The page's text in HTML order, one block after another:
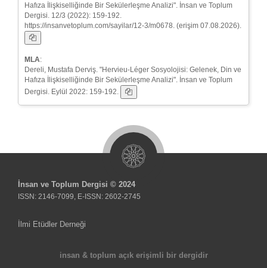
Hafıza İlişkiselliğinde Bir Sekülerleşme Analizi". İnsan ve Toplum
Dergisi. 12/3 (2022): 159-192.
https://insanvetoplum.com/sayilar/12-3/m0678. (erişim 07.08.2026).
MLA:
Dereli, Mustafa Derviş. "Hervieu-Léger Sosyolojisi: Gelenek, Din ve
Hafıza İlişkiselliğinde Bir Sekülerleşme Analizi". İnsan ve Toplum
Dergisi. Eylül 2022: 159-192.
İnsan ve Toplum Dergisi © 2024
ISSN: 2146-7099, E-ISSN: 2602-2745
İlmi Etüdler Derneği
insan & toplum açık erişimli bir dergidir